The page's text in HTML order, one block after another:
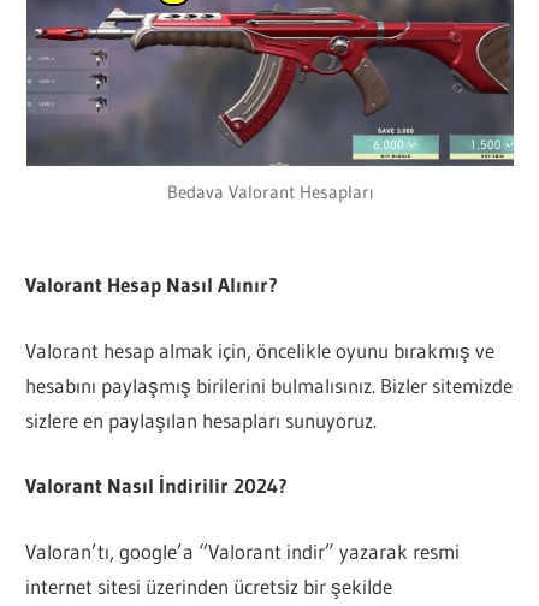
Bedava Valorant Hesapları
Valorant Hesap Nasıl Alınır?
Valorant hesap almak için, öncelikle oyunu bırakmış ve
hesabını paylaşmış birilerini bulmalısınız. Bizler sitemizde
sizlere en paylaşılan hesapları sunuyoruz.
Valorant Nasıl İndirilir 2024?
Valoran’tı, google’a “Valorant indir” yazarak resmi
internet sitesi üzerinden ücretsiz bir şekilde